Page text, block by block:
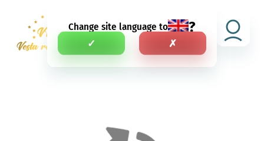
Change site language to ?
✓ ✗
RU